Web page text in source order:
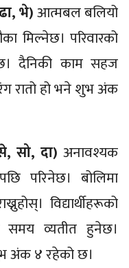
भे)आत्मबल बलियो
मिल्नेछ। परिवारको
दैनिकी काम सहज
रातो हो भने शुभ अंक
सो, दा) अनावश्यक
परिनेछ। बोलिमा
विद्यार्थीहरूको
समय व्यतीत हुनेछ।
अंक ४ रहेको छ।